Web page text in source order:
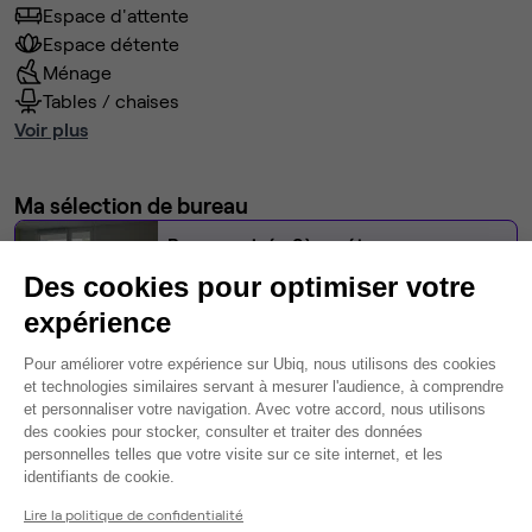
Espace d'attente
Espace détente
Ménage
Tables / chaises
Voir plus
Ma sélection de bureau
Bureau privé• 2ème étage
10 postes • 30,8 m²
4 347 €
Dispo
Modifier
Autres bureaux de cet espace :
Des cookies pour optimiser votre
expérience
Plateforme de Gestion du
Pour améliorer votre expérience sur Ubiq, nous utilisons des cookies
et technologies similaires servant à mesurer l'audience, à comprendre
et personnaliser votre navigation. Avec votre accord, nous utilisons
des cookies pour stocker, consulter et traiter des données
personnelles telles que votre visite sur ce site internet, et les
identifiants de cookie.
Lire la politique de confidentialité